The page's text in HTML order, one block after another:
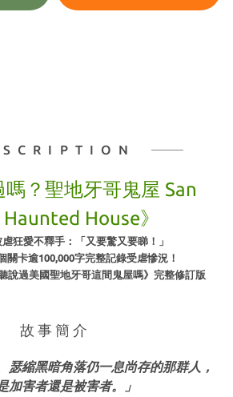
嗎？聖地牙哥鬼屋 San
House》
狂愛不釋手：「又要驚又要睇！」
卡逾100,000字完整記錄受虐慘況！
說過美國聖地牙哥這間鬼屋嗎》完整修訂版
故 事 簡 介
瑟縮黑暗角落仍一息尚存的那群人，
加害者還是被害者。」